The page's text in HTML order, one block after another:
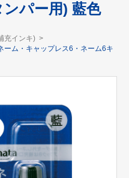
パー用) 藍色
充インキ)
ーム・キャップレス6・ネーム6キ